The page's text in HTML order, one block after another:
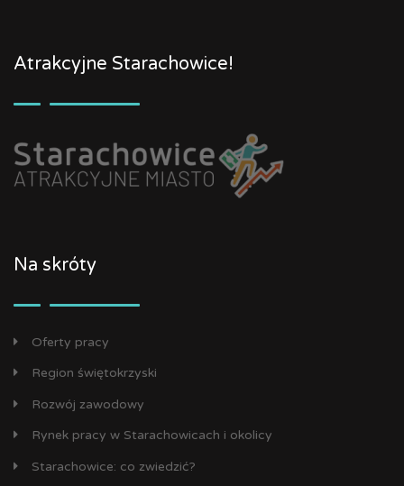
Atrakcyjne Starachowice!
Na skróty
Oferty pracy
Region świętokrzyski
Rozwój zawodowy
Rynek pracy w Starachowicach i okolicy
Starachowice: co zwiedzić?